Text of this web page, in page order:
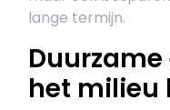
lange termijn.
het milieu